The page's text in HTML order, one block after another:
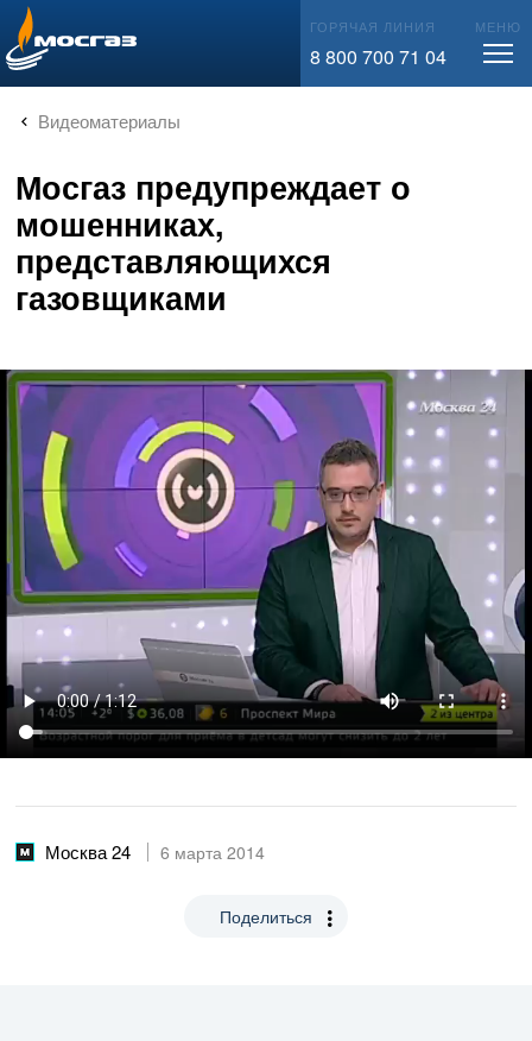
info@mos-gaz.ru ГОРЯЧАЯ ЛИНИЯ
8 800 700 71 04
МЕНЮ
Видеоматериалы
Мосгаз предупреждает о
мошенниках,
представляющихся
газовщиками
Москва 24 6 марта 2014
Поделиться